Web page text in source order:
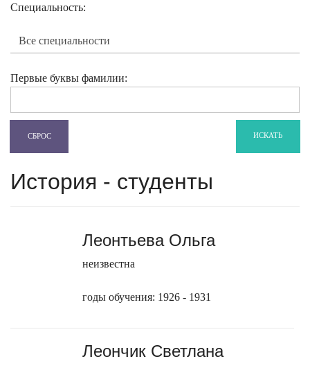
Специальность:
Первые буквы фамилии:
СБРОС ИСКАТЬ
История - студенты
Леонтьева Ольга
неизвестна
годы обучения: 1926 - 1931
Леончик Светлана